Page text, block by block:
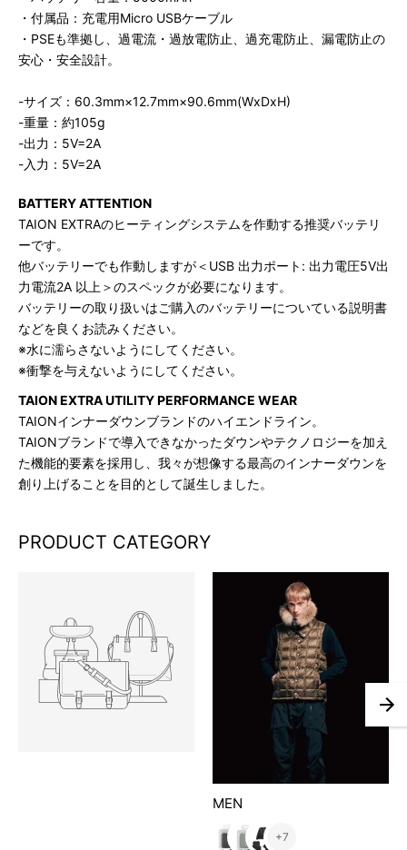
・付属品：充電用Micro USBケーブル
・PSEも準拠し、過電流・過放電防止、過充電防止、漏電防止の
安心・安全設計。
-サイズ：60.3mm×12.7mm×90.6mm(WxDxH)
-重量：約105g
-出力：5V=2A
-入力：5V=2A
BATTERY ATTENTION
TAION EXTRAのヒーティングシステムを作動する推奨バッテリ
ーです。
他バッテリーでも作動しますが＜USB 出力ポート: 出力電圧5V出
力電流2A 以上＞のスペックが必要になります。
バッテリーの取り扱いはご購入のバッテリーについている説明書
などを良くお読みください。
※水に濡らさないようにしてください。
※衝撃を与えないようにしてください。
TAION EXTRA UTILITY PERFORMANCE WEAR
TAIONインナーダウンブランドのハイエンドライン。
TAIONブランドで導入できなかったダウンやテクノロジーを加え
た機能的要素を採用し、我々が想像する最高のインナーダウンを
創り上げることを目的として誕生しました。
to
PRODUCT CATEGORY
MEN
+7